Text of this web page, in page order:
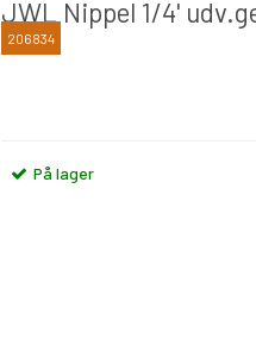
JWL Nippel 1/4'
JWL
206834
På lager